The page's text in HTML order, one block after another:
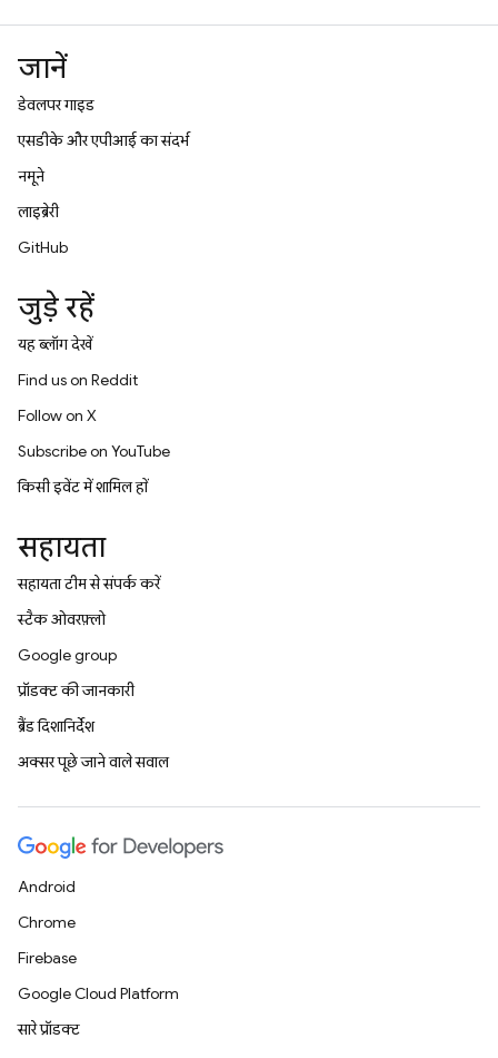
जानें
डेवलपर गाइड
एसडीके और एपीआई का संदर्भ
नमूने
लाइब्रेरी
GitHub
जुड़े रहें
यह ब्लॉग देखें
Find us on Reddit
Follow on X
Subscribe on YouTube
किसी इवेंट में शामिल हों
सहायता
सहायता टीम से संपर्क करें
स्टैक ओवरफ़्लो
Google group
प्रॉडक्ट की जानकारी
ब्रैंड दिशानिर्देश
अक्सर पूछे जाने वाले सवाल
Android
Chrome
Firebase
Google Cloud Platform
सारे प्रॉडक्ट